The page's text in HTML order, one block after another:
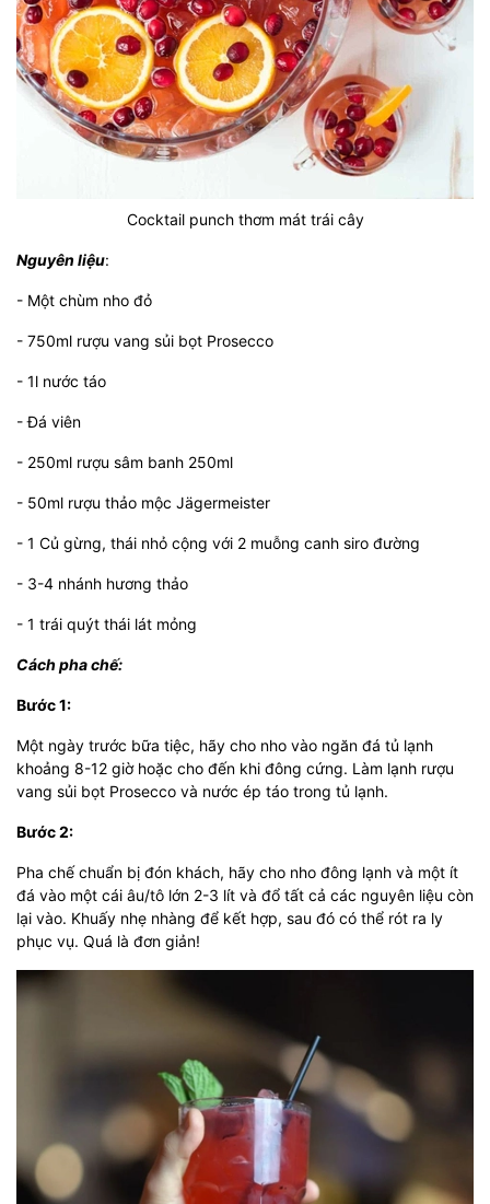
Cocktail punch thơm mát trái cây
Nguyên liệu:
- Một chùm nho đỏ
- 750ml rượu vang sủi bọt Prosecco
- 1l nước táo
- Đá viên
- 250ml rượu sâm banh 250ml
- 50ml rượu thảo mộc Jägermeister
- 1 Củ gừng, thái nhỏ cộng với 2 muỗng canh siro đường
- 3-4 nhánh hương thảo
- 1 trái quýt thái lát mỏng
Cách pha chế:
Bước 1:
Một ngày trước bữa tiệc, hãy cho nho vào ngăn đá tủ lạnh
khoảng 8-12 giờ hoặc cho đến khi đông cứng. Làm lạnh rượu
vang sủi bọt Prosecco và nước ép táo trong tủ lạnh.
Bước 2:
Pha chế chuẩn bị đón khách, hãy cho nho đông lạnh và một ít
đá vào một cái âu/tô lớn 2-3 lít và đổ tất cả các nguyên liệu còn
lại vào. Khuấy nhẹ nhàng để kết hợp, sau đó có thể rót ra ly
phục vụ. Quá là đơn giản!